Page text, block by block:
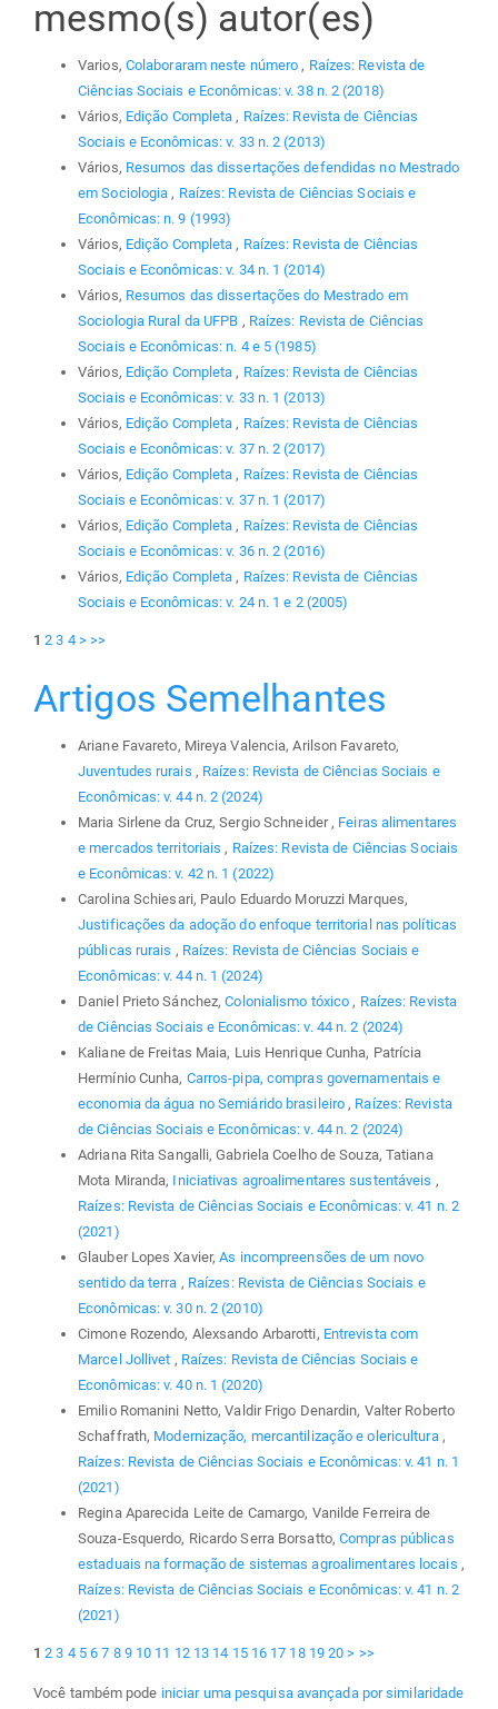
mesmo(s) autor(es)
Varios, Colaboraram neste número , Raízes: Revista de
Ciências Sociais e Econômicas: v. 38 n. 2 (2018)
Vários, Edição Completa , Raízes: Revista de Ciências
Sociais e Econômicas: v. 33 n. 2 (2013)
Vários, Resumos das dissertações defendidas no Mestrado
em Sociologia , Raízes: Revista de Ciências Sociais e
Econômicas: n. 9 (1993)
Vários, Edição Completa , Raízes: Revista de Ciências
Sociais e Econômicas: v. 34 n. 1 (2014)
Vários, Resumos das dissertações do Mestrado em
Sociologia Rural da UFPB , Raízes: Revista de Ciências
Sociais e Econômicas: n. 4 e 5 (1985)
Vários, Edição Completa , Raízes: Revista de Ciências
Sociais e Econômicas: v. 33 n. 1 (2013)
Vários, Edição Completa , Raízes: Revista de Ciências
Sociais e Econômicas: v. 37 n. 2 (2017)
Vários, Edição Completa , Raízes: Revista de Ciências
Sociais e Econômicas: v. 37 n. 1 (2017)
Vários, Edição Completa , Raízes: Revista de Ciências
Sociais e Econômicas: v. 36 n. 2 (2016)
Vários, Edição Completa , Raízes: Revista de Ciências
Sociais e Econômicas: v. 24 n. 1 e 2 (2005)
1 2 3 4 > >>
Artigos Semelhantes
Ariane Favareto, Mireya Valencia, Arilson Favareto,
Juventudes rurais , Raízes: Revista de Ciências Sociais e
Econômicas: v. 44 n. 2 (2024)
Maria Sirlene da Cruz, Sergio Schneider , Feiras alimentares
e mercados territoriais , Raízes: Revista de Ciências Sociais
e Econômicas: v. 42 n. 1 (2022)
Carolina Schiesari, Paulo Eduardo Moruzzi Marques,
Justificações da adoção do enfoque territorial nas políticas
públicas rurais , Raízes: Revista de Ciências Sociais e
Econômicas: v. 44 n. 1 (2024)
Daniel Prieto Sánchez,Colonialismo tóxico , Raízes: Revista
de Ciências Sociais e Econômicas: v. 44 n. 2 (2024)
Kaliane de Freitas Maia, Luis Henrique Cunha, Patrícia
Hermínio Cunha, Carros-pipa, compras governamentais e
economia da água no Semiárido brasileiro , Raízes: Revista
de Ciências Sociais e Econômicas: v. 44 n. 2 (2024)
Adriana Rita Sangalli, Gabriela Coelho de Souza, Tatiana
Mota Miranda, Iniciativas agroalimentares sustentáveis ,
Raízes: Revista de Ciências Sociais e Econômicas: v. 41 n. 2
(2021)
Glauber Lopes Xavier,As incompreensões de um novo
sentido da terra , Raízes: Revista de Ciências Sociais e
Econômicas: v. 30 n. 2 (2010)
Cimone Rozendo, Alexsando Arbarotti, Entrevista com
Marcel Jollivet , Raízes: Revista de Ciências Sociais e
Econômicas: v. 40 n. 1 (2020)
Emilio Romanini Netto, Valdir Frigo Denardin, Valter Roberto
Schaffrath, Modernização, mercantilização e olericultura ,
Raízes: Revista de Ciências Sociais e Econômicas: v. 41 n. 1
(2021)
Regina Aparecida Leite de Camargo, Vanilde Ferreira de
Souza-Esquerdo, Ricardo Serra Borsatto,Compras públicas
estaduais na formação de sistemas agroalimentares locais ,
Raízes: Revista de Ciências Sociais e Econômicas: v. 41 n. 2
(2021)
1 2 3 4 5 6 7 8 9 10 11 12 13 14 15 16 17 18 19 20 > >>
Você também pode iniciar uma pesquisa avançada por similaridade